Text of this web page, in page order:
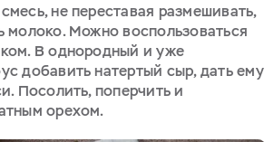
не переставая размешивать,
молоко. Можно воспользоваться
В однородный и уже
добавить натертый сыр, дать ему
Посолить, поперчить и
орехом.